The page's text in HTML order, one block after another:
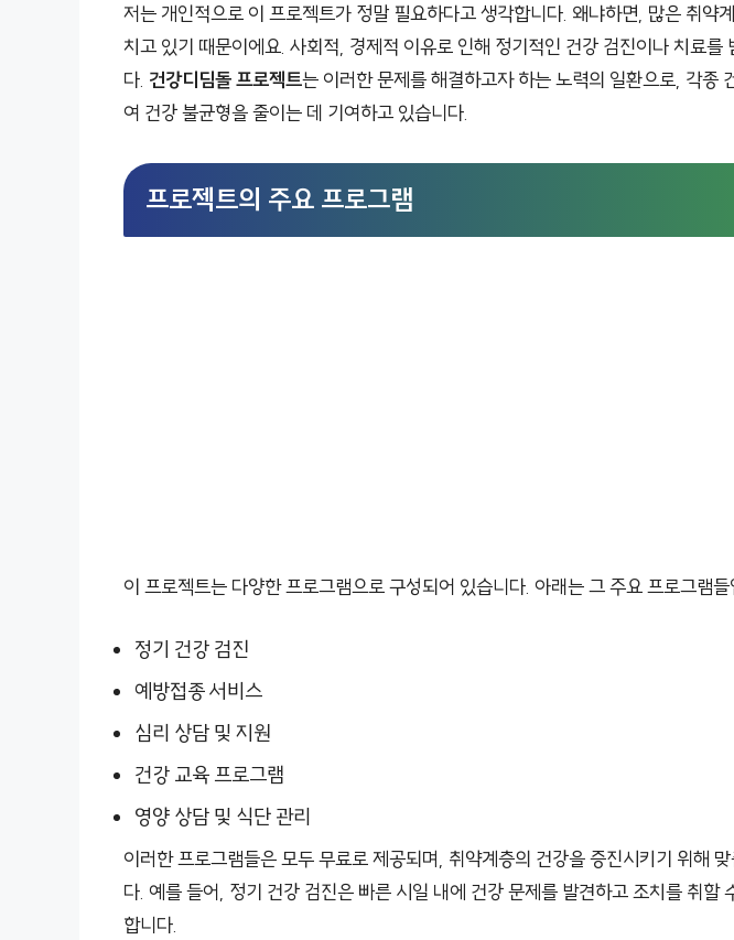
저는 개인적으로 이 프로젝트가 정말 필요하다고 생각합니다. 왜냐하면, 많은 취약
치고 있기 때문이에요. 사회적, 경제적 이유로 인해 정기적인 건강 검진이나 치료를
다. 건강디딤돌 프로젝트는 이러한 문제를 해결하고자 하는 노력의 일환으로, 각종
여 건강 불균형을 줄이는 데 기여하고 있습니다.
프로젝트의 주요 프로그램
이 프로젝트는 다양한 프로그램으로 구성되어 있습니다. 아래는 그 주요 프로그램들
정기 건강 검진
예방접종 서비스
심리 상담 및 지원
건강 교육 프로그램
영양 상담 및 식단 관리
이러한 프로그램들은 모두 무료로 제공되며, 취약계층의 건강을 증진시키기 위해
다. 예를 들어, 정기 건강 검진은 빠른 시일 내에 건강 문제를 발견하고 조치를 취할
합니다.